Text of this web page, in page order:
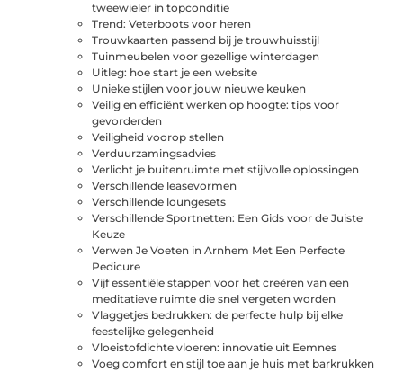
tweewieler in topconditie
Trend: Veterboots voor heren
Trouwkaarten passend bij je trouwhuisstijl
Tuinmeubelen voor gezellige winterdagen
Uitleg: hoe start je een website
Unieke stijlen voor jouw nieuwe keuken
Veilig en efficiënt werken op hoogte: tips voor
gevorderden
Veiligheid voorop stellen
Verduurzamingsadvies
Verlicht je buitenruimte met stijlvolle oplossingen
Verschillende leasevormen
Verschillende loungesets
Verschillende Sportnetten: Een Gids voor de Juiste
Keuze
Verwen Je Voeten in Arnhem Met Een Perfecte
Pedicure
Vijf essentiële stappen voor het creëren van een
meditatieve ruimte die snel vergeten worden
Vlaggetjes bedrukken: de perfecte hulp bij elke
feestelijke gelegenheid
Vloeistofdichte vloeren: innovatie uit Eemnes
Voeg comfort en stijl toe aan je huis met barkrukken